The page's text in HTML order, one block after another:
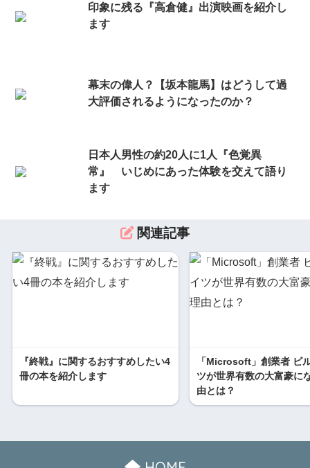
印象に残る『高倉健』出演映画を紹介し
ます
幕末の偉人？【坂本龍馬】はどうして過
大評価されるようになったのか？
日本人男性の約20人に1人『色覚異
常』 いじめにあった体験を交えて語り
ます
関連記事
『終戦』に関するおすすめしたい4
冊の本を紹介します
「Microsoft」創業者 ビ
ツが世界有数の大富豪に
由とは？